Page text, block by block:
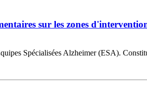
sur les zones
Spécialisées Alzheimer (ESA).